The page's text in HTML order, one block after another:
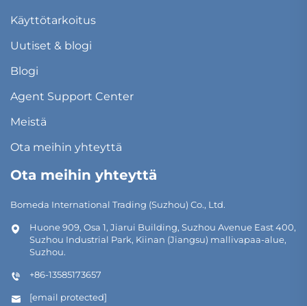
Käyttötarkoitus
Uutiset & blogi
Blogi
Agent Support Center
Meistä
Ota meihin yhteyttä
Ota meihin yhteyttä
Bomeda International Trading (Suzhou) Co., Ltd.
Huone 909, Osa 1, Jiarui Building, Suzhou Avenue East 400,
Suzhou Industrial Park, Kiinan (Jiangsu) mallivapaa-alue,
Suzhou.
+86-13585173657
[email protected]